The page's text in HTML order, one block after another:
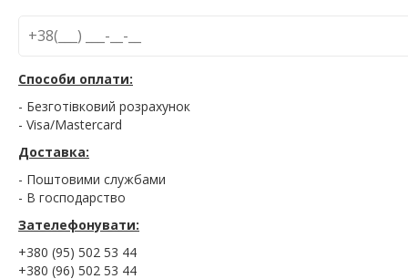
Способи оплати:
- Безготівковий розрахунок
- Visa/Mastercard
Доставка:
- Поштовими службами
- В господарство
Зателефонувати:
+380 (95) 502 53 44
+380 (96) 502 53 44